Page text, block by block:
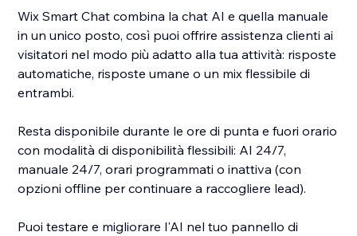
Wix Smart Chat combina la chat AI e quella manuale
in un unico posto, così puoi offrire assistenza clienti ai
visitatori nel modo più adatto alla tua attività: risposte
automatiche, risposte umane o un mix flessibile di
entrambi.
Resta disponibile durante le ore di punta e fuori orario
con modalità di disponibilità flessibili: AI 24/7,
manuale 24/7, orari programmati o inattiva (con
opzioni offline per continuare a raccogliere lead).
Puoi testare e migliorare l'AI nel tuo pannello di